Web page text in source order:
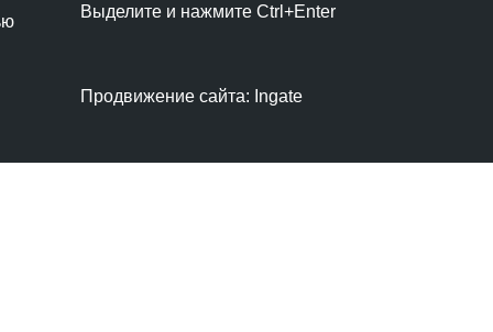
Выделите и нажмите Ctrl+Enter
Продвижение сайта: Ingate